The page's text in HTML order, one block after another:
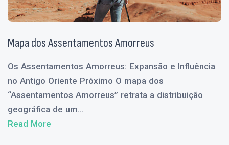
Mapa dos Assentamentos Amorreus
Os Assentamentos Amorreus: Expansão e Influência
no Antigo Oriente Próximo O mapa dos
“Assentamentos Amorreus” retrata a distribuição
geográfica de um...
Read More